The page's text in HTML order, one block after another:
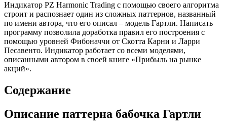
Индикатор PZ Harmonic Trading с помощью своего алгоритма
строит и распознает один из сложных паттернов, названный
по имени автора, что его описал – модель Гартли. Написать
программу позволила доработка правил его построения с
помощью уровней Фибоначчи от Скотта Карни и Ларри
Песавенто. Индикатор работает со всеми моделями,
описанными автором в своей книге «Прибыль на рынке
акций».
Содержание
Описание паттерна бабочка Гартли